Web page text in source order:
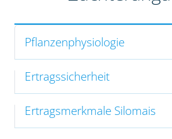
Pflanzenphysiologie
Ertragssicherheit
Ertragsmerkmale Silomais